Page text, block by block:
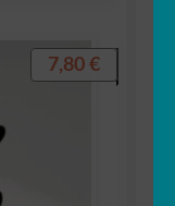
7,80 €